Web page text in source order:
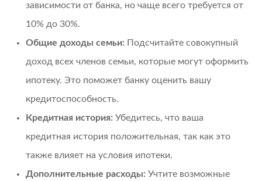
зависимости от банка, но чаще всего требуется от
10% до 30%.
Общие доходы семьи: Подсчитайте совокупный
доход всех членов семьи, которые могут оформить
ипотеку. Это поможет банку оценить вашу
кредитоспособность.
Кредитная история: Убедитесь, что ваша
кредитная история положительная, так как это
также влияет на условия ипотеки.
Дополнительные расходы: Учтите возможные